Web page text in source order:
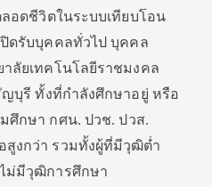
อดชีวิตในระบบเทียบโอน
ดรับบุคคลทั่วไป บุคคล
ลัยเทคโนโลยีราชมงคล
บุรี ทั้งที่กำลังศึกษาอยู่ หรือ
ศึกษา กศน. ปวช. ปวส.
งกว่า รวมทั้งผู้ที่มีวุฒิต่ำ
ม่มีวุฒิการศึกษา